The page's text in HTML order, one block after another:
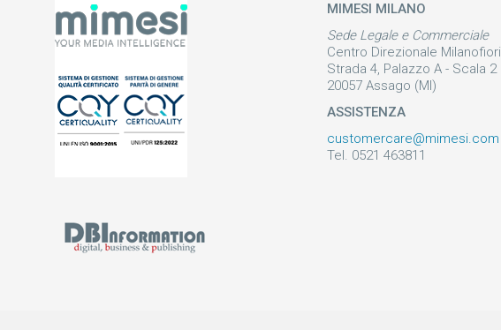
MIMESI MILANO
Sede Legale e Commerciale
Centro Direzionale Milanofiori
Strada 4, Palazzo A - Scala 2
20057 Assago (MI)
ASSISTENZA
customercare@mimesi.com
Tel. 0521 463811